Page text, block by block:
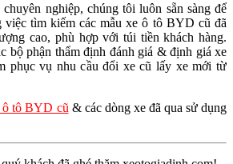
nghiệp, chúng tôi luôn sẵn sàng để
việc tìm kiếm các mẫu xe ô tô BYD cũ đã
cao, phù hợp với túi tiền khách hàng.
bộ phận thẩm định đánh giá & định giá xe
phục vụ nhu cầu đổi xe cũ lấy xe mới từ
ô tô BYD cũ & các dòng xe đã qua sử dụng